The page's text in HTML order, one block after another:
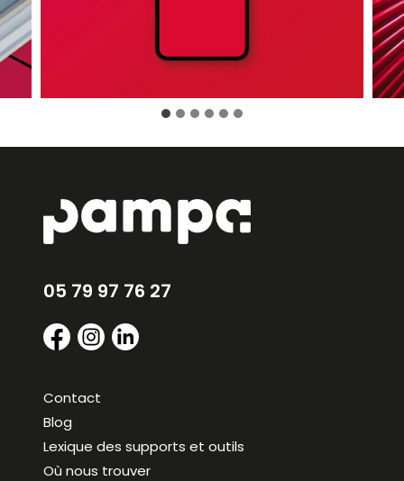
05 79 97 76 27
Contact
Blog
Lexique des supports et outils
Où nous trouver